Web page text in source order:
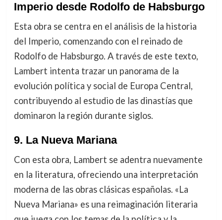
Imperio desde Rodolfo de Habsburgo
Esta obra se centra en el análisis de la historia
del Imperio, comenzando con el reinado de
Rodolfo de Habsburgo. A través de este texto,
Lambert intenta trazar un panorama de la
evolución política y social de Europa Central,
contribuyendo al estudio de las dinastías que
dominaron la región durante siglos.
9. La Nueva Mariana
Con esta obra, Lambert se adentra nuevamente
en la literatura, ofreciendo una interpretación
moderna de las obras clásicas españolas. «La
Nueva Mariana» es una reimaginación literaria